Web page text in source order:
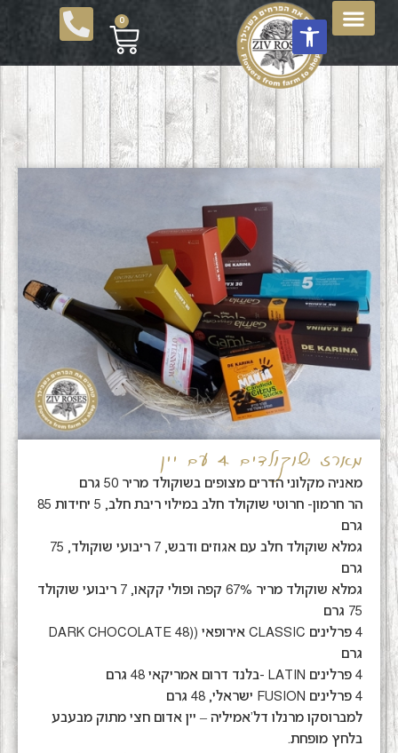
פתח סרגל נגישות 0
מארז שוקולדים 4 עם יין
מאניה מקלוני הדרים מצופים בשוקולד מריר 50 גרם
הר חרמון- חרוטי שוקולד חלב במילוי ריבת חלב, 5 יחידות 85
גרם
גמלא שוקולד חלב עם אגוזים ודבש, 7 ריבועי שוקולד, 75
גרם
גמלא שוקולד מריר 67% קפה ופולי קקאו, 7 ריבועי שוקולד
75 גרם
4 פרלינים CLASSIC אירופאי ((DARK CHOCOLATE 48
גרם
4 פרלינים LATIN -בלנד דרום אמריקאי 48 גרם
4 פרלינים FUSION ישראלי, 48 גרם
למברוסקו מרנלו דל'אמיליה – יין אדום חצי מתוק מבעבע
בלחץ מופחת.